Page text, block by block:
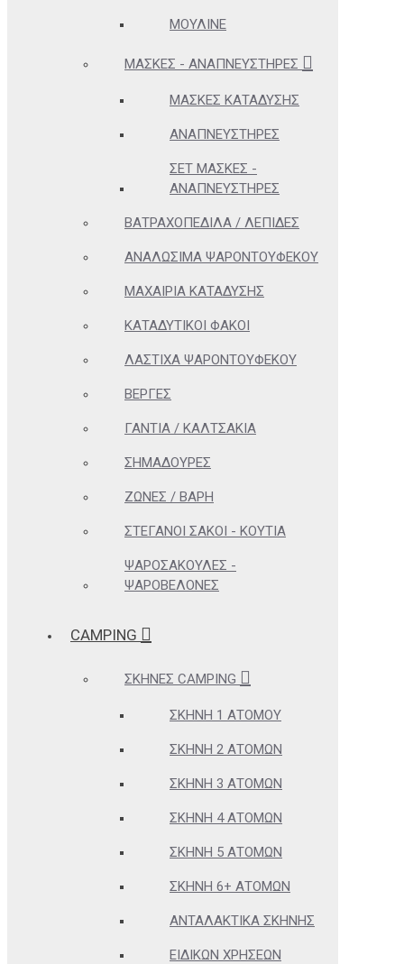
ΜΟΥΛΙΝΈ
ΜΆΣΚΕΣ - ΑΝΑΠΝΕΥΣΤΉΡΕΣ
ΜΆΣΚΕΣ ΚΑΤΆΔΥΣΗΣ
ΑΝΑΠΝΕΥΣΤΉΡΕΣ
ΣΕΤ ΜΆΣΚΕΣ -
ΑΝΑΠΝΕΥΣΤΉΡΕΣ
ΒΑΤΡΑΧΟΠΈΔΙΛΑ / ΛΕΠΊΔΕΣ
ΑΝΑΛΏΣΙΜΑ ΨΑΡΟΝΤΟΎΦΕΚΟΥ
ΜΑΧΑΊΡΙΑ ΚΑΤΆΔΥΣΗΣ
ΚΑΤΑΔΥΤΙΚΟΊ ΦΑΚΟΊ
ΛΆΣΤΙΧΑ ΨΑΡΟΝΤΟΎΦΕΚΟΥ
ΒΈΡΓΕΣ
ΓΆΝΤΙΑ / ΚΑΛΤΣΆΚΙΑ
ΣΗΜΑΔΟΎΡΕΣ
ΖΏΝΕΣ / ΒΆΡΗ
ΣΤΕΓΑΝΟΊ ΣΆΚΟΙ - ΚΟΥΤΙΆ
ΨΑΡΟΣΑΚΟΎΛΕΣ -
ΨΑΡΟΒΕΛΌΝΕΣ
CAMPING
ΣΚΗΝΈΣ CAMPING
ΣΚΗΝΉ 1 ΑΤΌΜΟΥ
ΣΚΗΝΉ 2 ΑΤΌΜΩΝ
ΣΚΗΝΉ 3 ΑΤΌΜΩΝ
ΣΚΗΝΉ 4 ΑΤΌΜΩΝ
ΣΚΗΝΉ 5 ΑΤΌΜΩΝ
ΣΚΗΝΉ 6+ ΑΤΌΜΩΝ
ΑΝΤΑΛΑΚΤΙΚΆ ΣΚΗΝΉΣ
ΕΙΔΙΚΏΝ ΧΡΉΣΕΩΝ